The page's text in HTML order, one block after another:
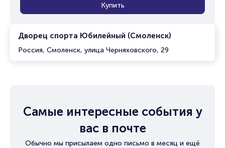
Дворец спорта Юбилейный (Смоленск)
Россия, Смоленск, улица Черняховского, 29
Купить
Самые интересные события у
вас в почте
Обычно мы присылаем одно письмо в месяц и ещё